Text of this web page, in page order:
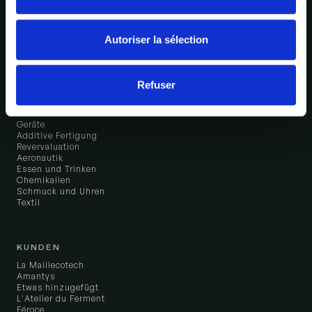
Autoriser la sélection
Refuser
Bonx vs. Odoo
BRANCHEN
Geräte
Additive Fertigung
Revervaluation
Aeronautik
Essen und Trinken
Chemikalien
Schmuck und Uhren
Textil
KUNDEN
La Maillecotech
Amantys
Etwas hinzugefügt
L'Atelier du Ferment
Féroce